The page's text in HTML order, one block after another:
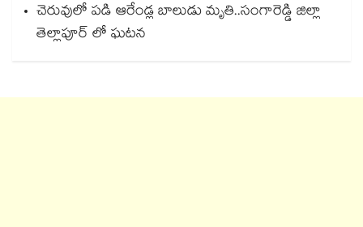
చెరువులో పడి ఆరేండ్ల బాలుడు మృతి..సంగారెడ్డి జిల్లా
తెల్లాపూర్ లో ఘటన